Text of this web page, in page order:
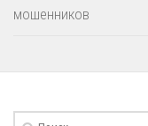
мошенников
Найти: